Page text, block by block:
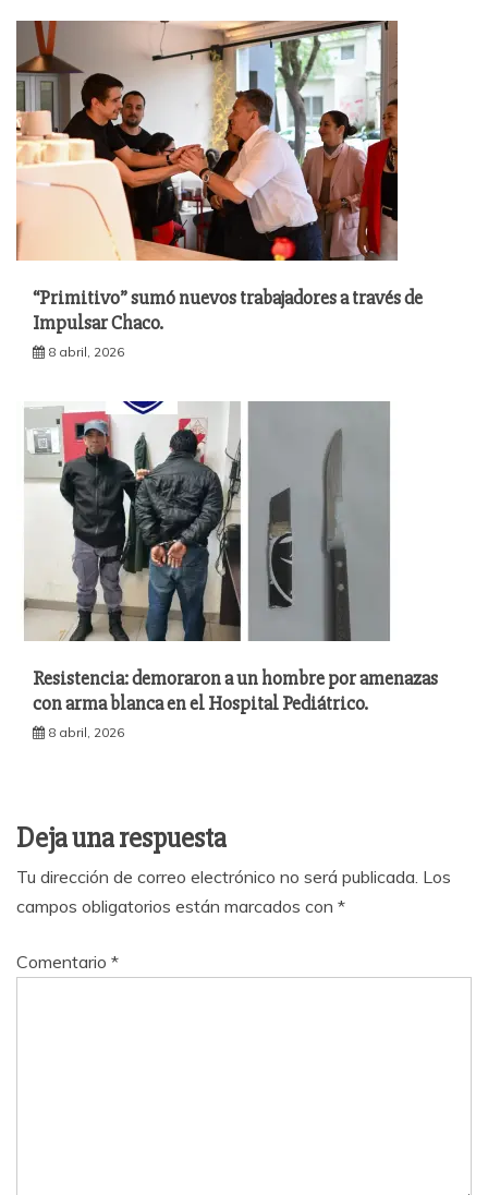
“Primitivo” sumó nuevos trabajadores a través de
Impulsar Chaco.
8 abril, 2026
Resistencia: demoraron a un hombre por amenazas
con arma blanca en el Hospital Pediátrico.
8 abril, 2026
Deja una respuesta
Tu dirección de correo electrónico no será publicada. Los
campos obligatorios están marcados con *
Comentario *